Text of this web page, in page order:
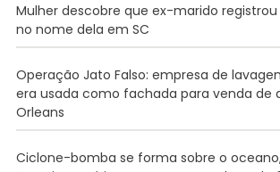
Mulher descobre que ex-marido
no nome dela em SC
Operação Jato Falso: empresa de
era usada como fachada para venda de
Orleans
Ciclone-bomba se forma sobre o